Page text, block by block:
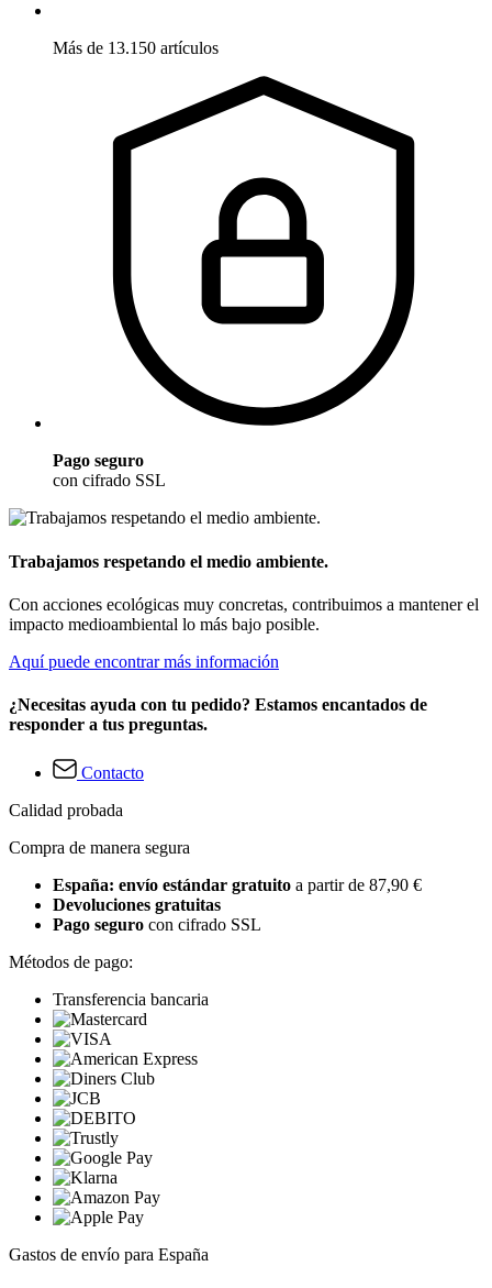
Más de 13.150 artículos
Pago seguro
con cifrado SSL
Trabajamos respetando el medio ambiente.
Con acciones ecológicas muy concretas, contribuimos a mantener el
impacto medioambiental lo más bajo posible.
Aquí puede encontrar más información
¿Necesitas ayuda con tu pedido? Estamos encantados de
responder a tus preguntas.
Contacto
Calidad probada
Compra de manera segura
España: envío estándar gratuito a partir de 87,90 €
Devoluciones gratuitas
Pago seguro con cifrado SSL
Métodos de pago:
Transferencia bancaria
Gastos de envío para España